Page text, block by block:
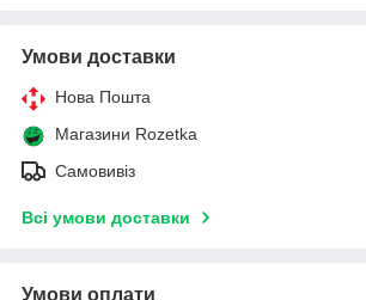
Умови доставки
Нова Пошта
Магазини Rozetka
Самовивіз
Всі умови доставки
Умови оплати